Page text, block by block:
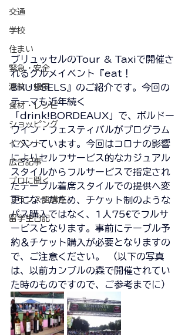
交通
学校
住まい
緊急・安全
渡航・帰国
食材・レシピ
ショッピング
イベント
広告記事
プロに聞く
フランス語講座
留学生日記
ブリュッセルのTour & Taxiで開催さ
れるグルメイベント『eat！
BRUSSELS』のご紹介です。今回の
テーマも近年続く
「drink!BORDEAUX」で、ボルドー
ワイン・フェスティバルがプログラム
に入っています。今回はコロナの影響
によりセルフサービス的なカジュアル
スタイルからフルサービスで指定され
たテーブル着席スタイルでの提供へ変
更になったため、チケット制のような
パス購入ではなく、1人75€でフルサ
ービスとなります。事前にテーブル予
約＆チケット購入が必要となりますの
で、ご注意ください。 （以下の写真
は、以前カンブルの森で開催されてい
た時のものですので、ご参考までに）